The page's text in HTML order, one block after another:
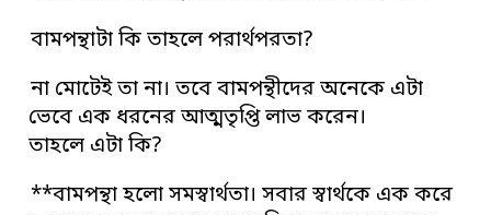
বামপন্থাটা কি তাহলে পরার্থপরতা?
না মোটেই তা না। তবে বামপন্থীদের অনেকে এটা
ভেবে এক ধরনের আত্মতৃপ্তি লাভ করেন।
তাহলে এটা কি?
**বামপন্থা হলো সমস্বার্থতা। সবার স্বার্থকে এক করে